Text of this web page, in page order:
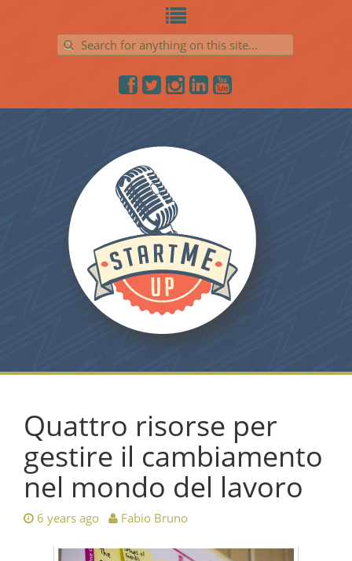
Search for:
Quattro risorse per
gestire il cambiamento
nel mondo del lavoro
6 years ago Fabio Bruno